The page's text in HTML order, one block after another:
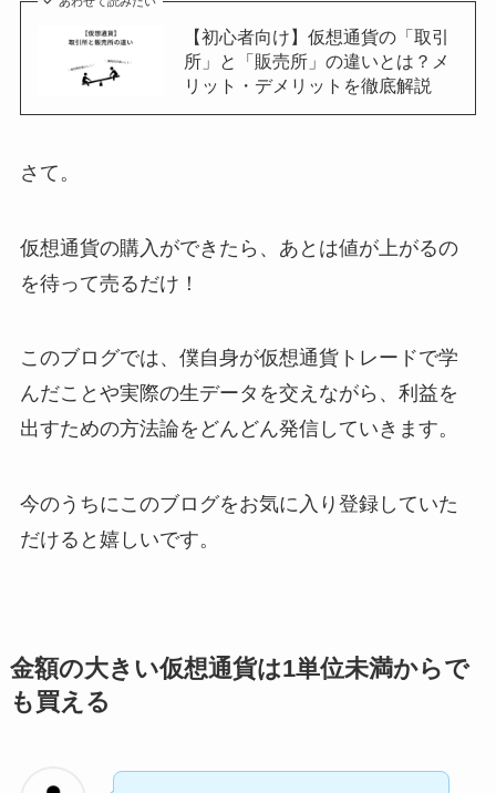
【初心者向け】仮想通貨の「取引
所」と「販売所」の違いとは？メ
リット・デメリットを徹底解説
さて。
仮想通貨の購入ができたら、あとは値が上がるの
を待って売るだけ！
このブログでは、僕自身が仮想通貨トレードで学
んだことや実際の生データを交えながら、利益を
出すための方法論をどんどん発信していきます。
今のうちにこのブログをお気に入り登録していた
だけると嬉しいです。
金額の大きい仮想通貨は1単位未満からで
も買える